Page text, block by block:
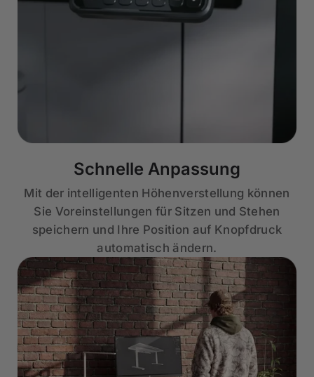
Schnelle Anpassung
Mit der intelligenten Höhenverstellung können
Sie Voreinstellungen für Sitzen und Stehen
speichern und Ihre Position auf Knopfdruck
automatisch ändern.